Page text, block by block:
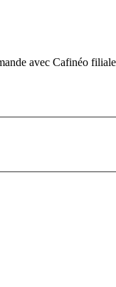
avec Cafinéo